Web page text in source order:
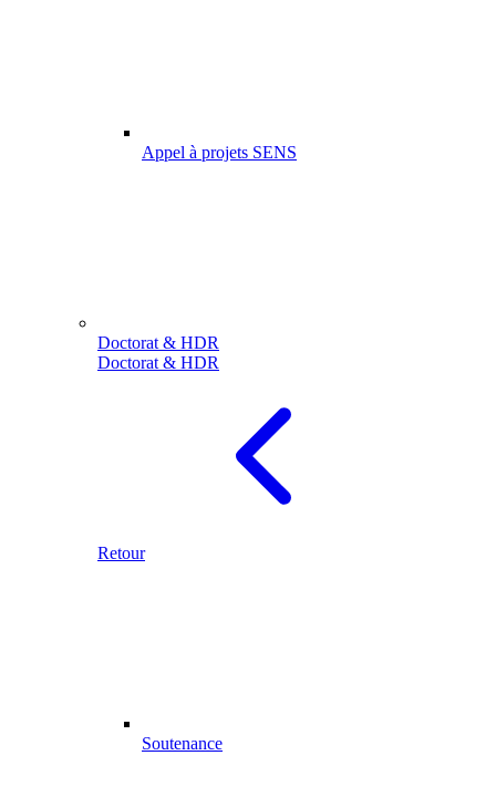
Appel à projets SENS
Doctorat & HDR
Doctorat & HDR
Retour
Soutenance